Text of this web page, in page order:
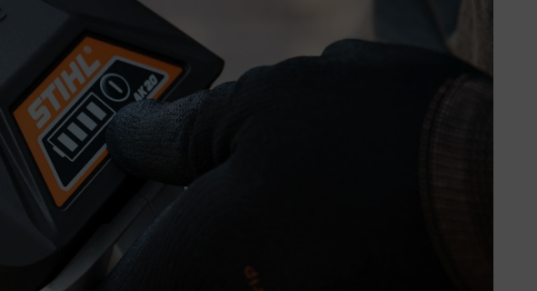
Aufladen Energiekapazität verlieren. Nimmt die
muss der Akku immer häufiger geladen werden. Im
Nein: Bei modernen Li-Ionen-Akkus ist der Memory
– unabhängig von seinem Ladezustand.
dar.
Der Memory-Effekt wurde bereits
die Zeit an Kapazität verloren. So stellten die
auftritt. Der Akku „merkt“ sich hierbei den Stand
sich das wie bei einem Gefäß vorstellen, bei dem